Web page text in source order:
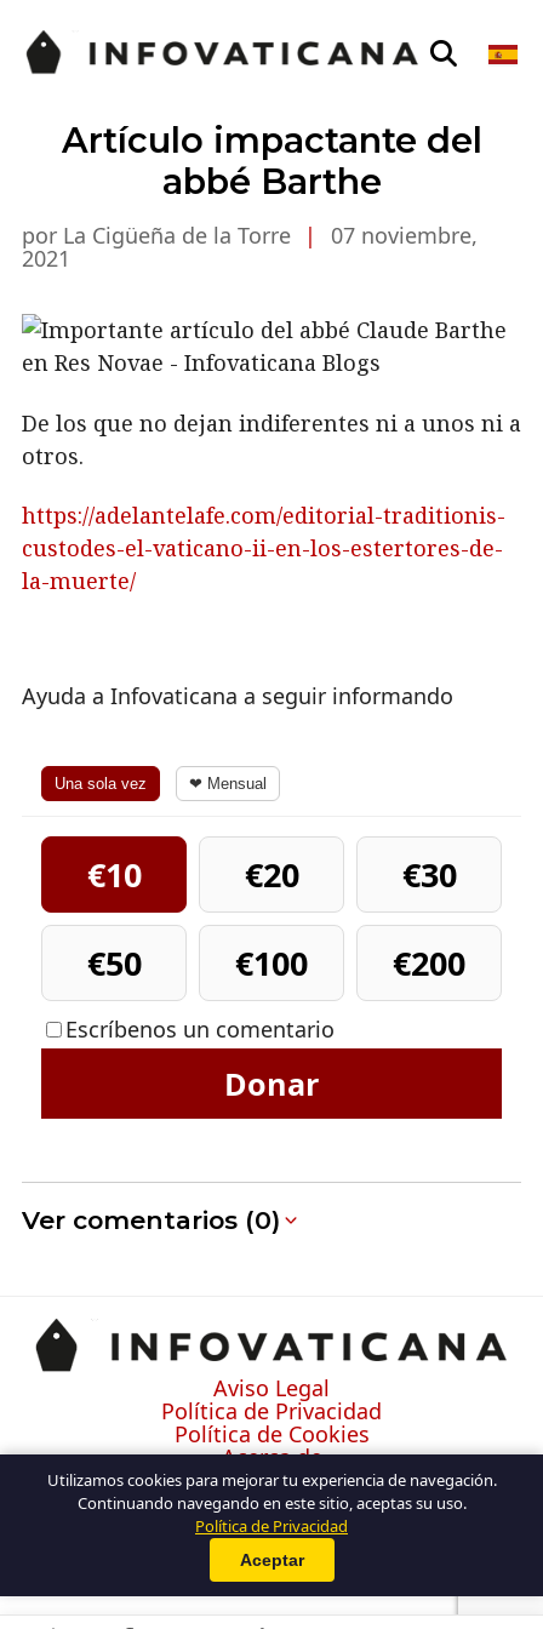
Artículo impactante del
abbé Barthe
por La Cigüeña de la Torre | 07 noviembre,
2021
De los que no dejan indiferentes ni a unos ni a
otros.
https://adelantelafe.com/editorial-traditionis-
custodes-el-vaticano-ii-en-los-estertores-de-
la-muerte/
Ayuda a Infovaticana a seguir informando
Una sola vez ❤ Mensual
€10 €20
€30
€50
€100 €200
Escríbenos un comentario
Donar
Ver comentarios (0)
Aviso Legal
Política de Privacidad
Política de Cookies
Acerca de
Contacto
Utilizamos cookies para mejorar tu experiencia de navegación.
Continuando navegando en este sitio, aceptas su uso.
Política de Privacidad
Aceptar